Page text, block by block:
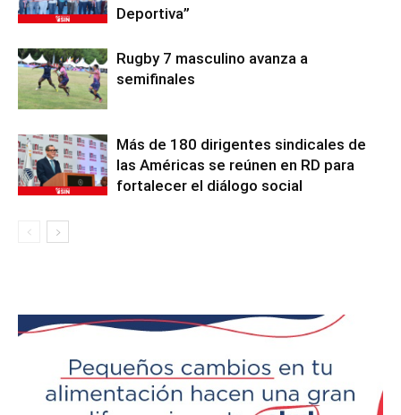
Deportiva”
Rugby 7 masculino avanza a
semifinales
Más de 180 dirigentes sindicales de
las Américas se reúnen en RD para
fortalecer el diálogo social